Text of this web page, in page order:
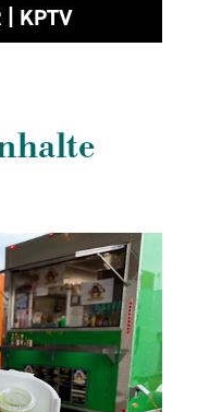
| KPTV